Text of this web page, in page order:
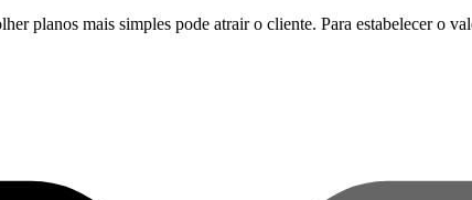
planos mais simples pode atrair o cliente. Para estabelecer o